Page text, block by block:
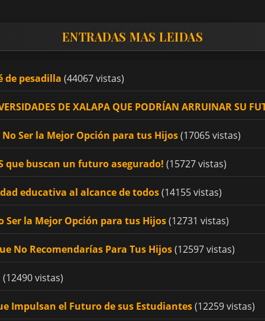
ENTRADAS MAS LEIDAS
de pesadilla (44067 vistas)
DE XALAPA QUE PODRÍAN ARRUINAR SU
Ser la Mejor Opción para tus Hijos(17065 vistas)
que buscan un futuro asegurado! (15727 vistas)
educativa al alcance de todos(14155 vistas)
Ser la Mejor Opción para tus Hijos(12731 vistas)
No Recomendarías Para Tus Hijos(12597 vistas)
(12490 vistas)
Impulsan el Futuro de sus Estudiantes(12259 vistas)